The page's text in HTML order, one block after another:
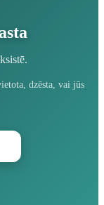
dzēsta, vai jūs